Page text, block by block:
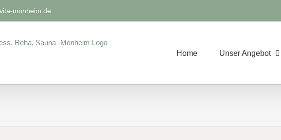
monheim.de
Home Unser Angebot